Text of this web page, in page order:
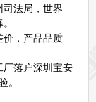
司法局，世界
价，产品品质
厂落户深圳宝安
。